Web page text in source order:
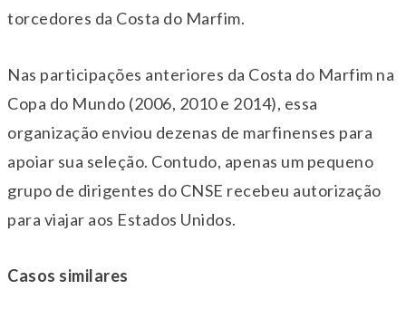
torcedores da Costa do Marfim.
Nas participações anteriores da Costa do Marfim na
Copa do Mundo (2006, 2010 e 2014), essa
organização enviou dezenas de marfinenses para
apoiar sua seleção. Contudo, apenas um pequeno
grupo de dirigentes do CNSE recebeu autorização
para viajar aos Estados Unidos.
Casos similares